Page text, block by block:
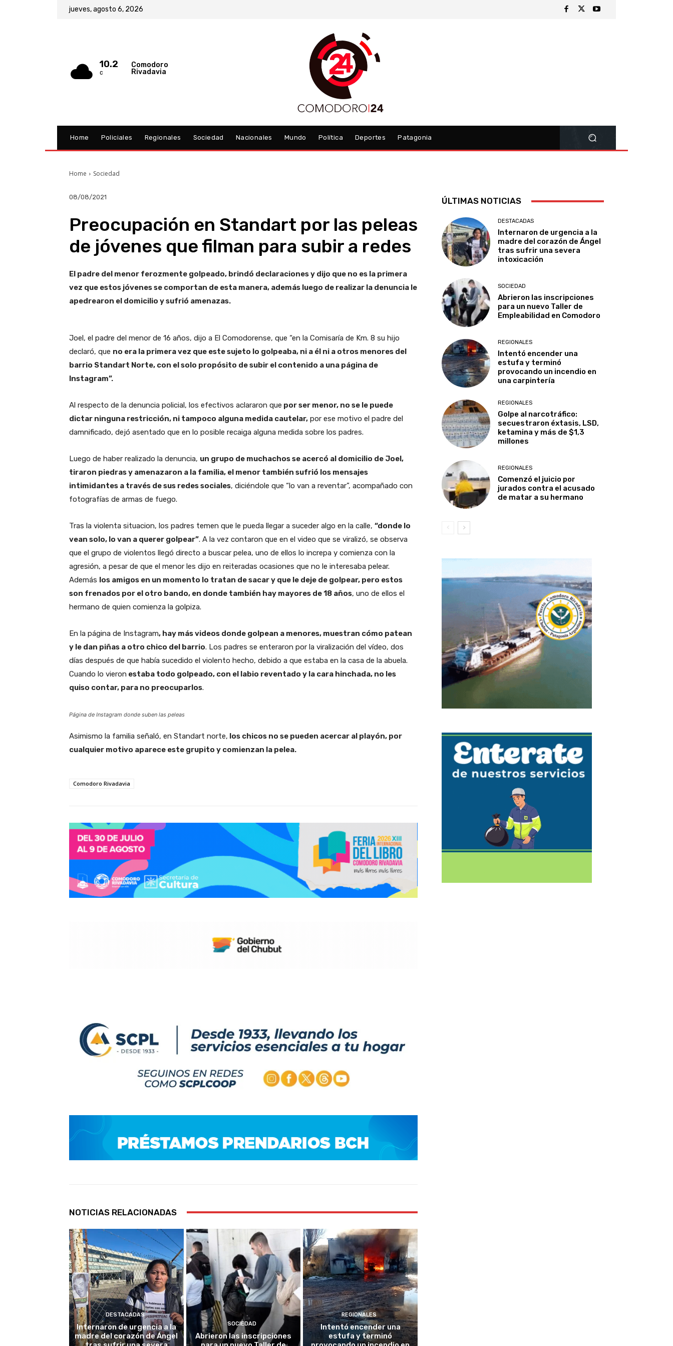
jueves, agosto 6, 2026
10.2
C
Comodoro
Rivadavia
Home Policiales Regionales Sociedad Nacionales Mundo Política Deportes Patagonia
Home Sociedad
08/08/2021
Preocupación en Standart por las peleas
de jóvenes que filman para subir a redes
El padre del menor ferozmente golpeado, brindó declaraciones y dijo que no es la primera
vez que estos jóvenes se comportan de esta manera, además luego de realizar la denuncia le
apedrearon el domicilio y sufrió amenazas.
Joel, el padre del menor de 16 años, dijo a El Comodorense, que “en la Comisaría de Km. 8 su hijo
declaró, que no era la primera vez que este sujeto lo golpeaba, ni a él ni a otros menores del
barrio Standart Norte, con el solo propósito de subir el contenido a una página de
Instagram”.
Al respecto de la denuncia policial, los efectivos aclararon que por ser menor, no se le puede
dictar ninguna restricción, ni tampoco alguna medida cautelar, por ese motivo el padre del
damnificado, dejó asentado que en lo posible recaiga alguna medida sobre los padres.
Luego de haber realizado la denuncia, un grupo de muchachos se acercó al domicilio de Joel,
tiraron piedras y amenazaron a la familia, el menor también sufrió los mensajes
intimidantes a través de sus redes sociales, diciéndole que “lo van a reventar”, acompañado con
fotografías de armas de fuego.
Tras la violenta situacion, los padres temen que le pueda llegar a suceder algo en la calle, “donde lo
vean solo, lo van a querer golpear”. A la vez contaron que en el video que se viralizó, se observa
que el grupo de violentos llegó directo a buscar pelea, uno de ellos lo increpa y comienza con la
agresión, a pesar de que el menor les dijo en reiteradas ocasiones que no le interesaba pelear.
Además los amigos en un momento lo tratan de sacar y que le deje de golpear, pero estos
son frenados por el otro bando, en donde también hay mayores de 18 años, uno de ellos el
hermano de quien comienza la golpiza.
En la página de Instagram, hay más videos donde golpean a menores, muestran cómo patean
y le dan piñas a otro chico del barrio. Los padres se enteraron por la viralización del vídeo, dos
días después de que había sucedido el violento hecho, debido a que estaba en la casa de la abuela.
Cuando lo vieron estaba todo golpeado, con el labio reventado y la cara hinchada, no les
quiso contar, para no preocuparlos.
Página de Instagram donde suben las peleas
Asimismo la familia señaló, en Standart norte, los chicos no se pueden acercar al playón, por
cualquier motivo aparece este grupito y comienzan la pelea.
Comodoro Rivadavia
NOTICIAS RELACIONADAS
DESTACADAS
Internaron de urgencia a la
madre del corazón de Ángel
SOCIEDAD
Abrieron las inscripciones
REGIONALES
Intentó encender una
estufa y terminó
ÚLTIMAS NOTICIAS
DESTACADAS
Internaron de urgencia a la
madre del corazón de Ángel
tras sufrir una severa
intoxicación
SOCIEDAD
Abrieron las inscripciones
para un nuevo Taller de
Empleabilidad en Comodoro
REGIONALES
Intentó encender una
estufa y terminó
provocando un incendio en
una carpintería
REGIONALES
Golpe al narcotráfico:
secuestraron éxtasis, LSD,
ketamina y más de $1,3
millones
REGIONALES
Comenzó el juicio por
jurados contra el acusado
de matar a su hermano